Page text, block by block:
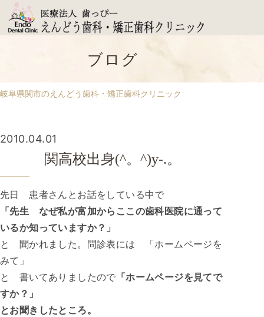
ブログ
岐阜県関市のえんどう歯科・矯正歯科クリニック
関高校出身(^。^)y-.。
2010.04.01
先日 患者さんとお話をしている中で
「先生 なぜ私が富加からここの歯科医院に通って
いるか知っていますか？」
と 聞かれました。問診表には 「ホームページを
みて」
と 書いてありましたので 「ホームページを見てで
すか？」
とお聞きしたところ。